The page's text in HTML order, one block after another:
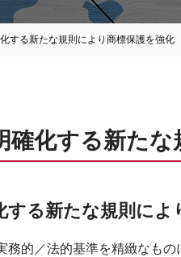
する新たな規則により商標保護を強化
確化する新た
する新たな規則によ
務的／法的基準を精緻なも